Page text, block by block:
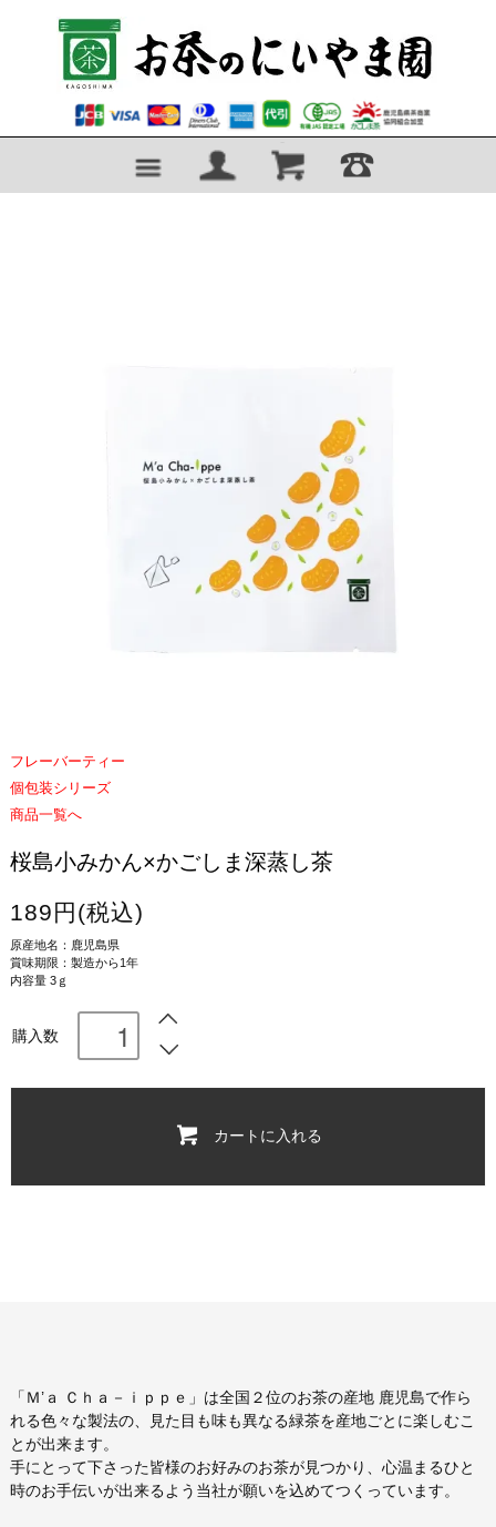
フレーバーティー
個包装シリーズ
商品一覧へ
桜島小みかん×かごしま深蒸し茶
189円(税込)
原産地名：鹿児島県
賞味期限：製造から1年
内容量 3ｇ
購入数
カートに入れる
「Ｍ’ａ Ｃｈａ－ｉｐｐｅ」は全国２位のお茶の産地 鹿児島で作ら
れる色々な製法の、見た目も味も異なる緑茶を産地ごとに楽しむこ
とが出来ます。
手にとって下さった皆様のお好みのお茶が見つかり、心温まるひと
時のお手伝いが出来るよう当社が願いを込めてつくっています。